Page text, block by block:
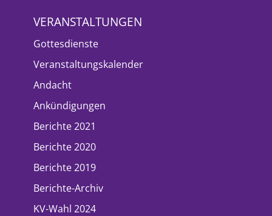
VERANSTALTUNGEN
Gottesdienste
Veranstaltungskalender
Andacht
Ankündigungen
Berichte 2021
Berichte 2020
Berichte 2019
Berichte-Archiv
KV-Wahl 2024